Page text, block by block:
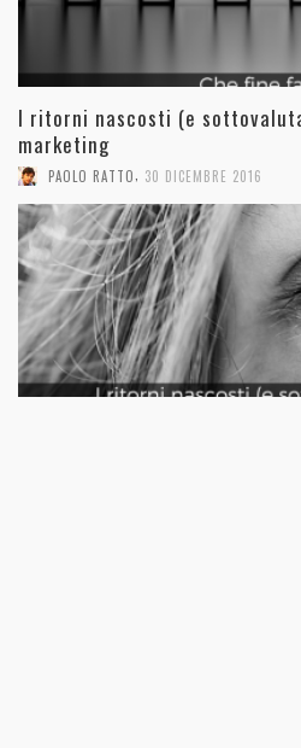
I ritorni nascosti (e
marketing
PAOLO RATTO 30 DICEMBRE 2016